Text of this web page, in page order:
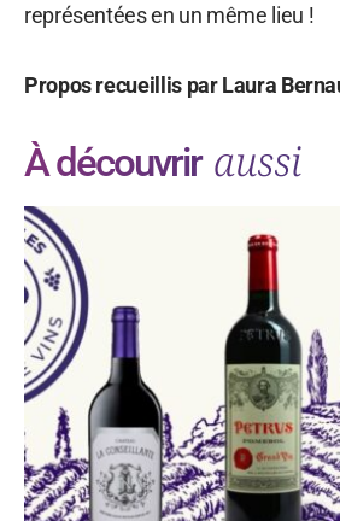
représentées en un même lieu !
Propos recueillis par Laura
À découvrir aussi